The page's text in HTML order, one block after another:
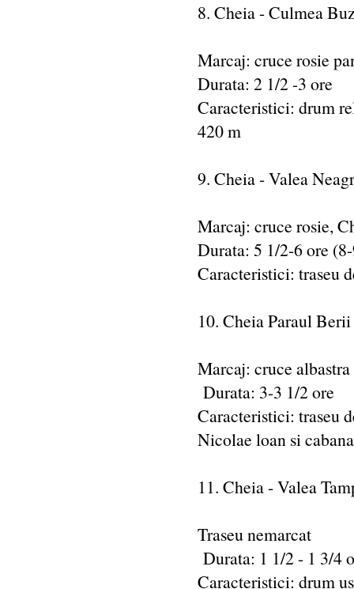
8. Cheia - Culmea
Marcaj: cruce rosie
Durata: 2 1/2 -3 ore
Caracteristici: drum
420 m
9. Cheia - Valea
Marcaj: cruce rosie,
Durata: 5 1/2-6 ore
Caracteristici: traseu
10. Cheia Paraul
Marcaj: cruce albastra
Durata: 3-3 1/2 ore
Caracteristici: traseu
Nicolae loan si
11. Cheia - Valea
Traseu nemarcat
Durata: 1 1/2 - 1 3/4
Caracteristici: drum